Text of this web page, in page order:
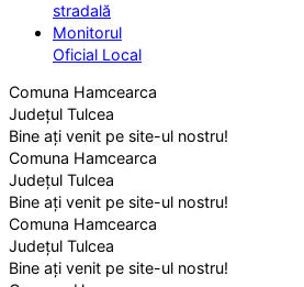
stradală
Monitorul
Oficial Local
Comuna Hamcearca
Județul Tulcea
Bine ați venit pe site-ul nostru!
Comuna Hamcearca
Județul Tulcea
Bine ați venit pe site-ul nostru!
Comuna Hamcearca
Județul Tulcea
Bine ați venit pe site-ul nostru!